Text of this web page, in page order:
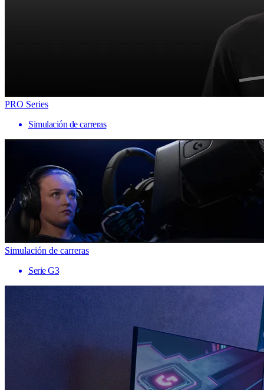
PRO Series
Simulación de carreras
Simulación de carreras
Serie G3